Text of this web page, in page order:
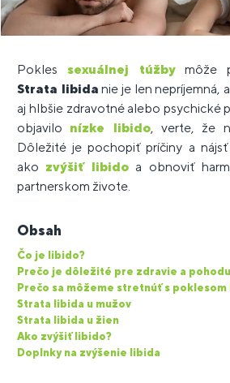
Pokles sexuálnej túžbymôže
Strata libida nie je len nepríjemná,
aj hlbšie zdravotné alebo psychické
objavilo nízke libido, verte, že
Dôležité je pochopiť príčiny a
ako zvýšiť libido a obnoviť
partnerskom živote.
Obsah
Čo je libido?
Prečo je dôležité pre zdravie a
Prečo sa môžeme stretnúť s poklesom
Strata libida u mužov
Strata libida u žien
Ako zvýšiť libido?
Doplnky na zvýšenie libida